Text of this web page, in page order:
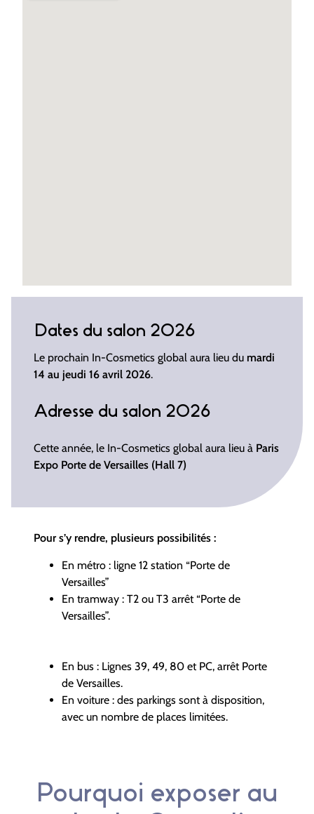
Dates du salon 2026
Le prochain In-Cosmetics global aura lieu du mardi
14 au jeudi 16 avril 2026.
Adresse du salon 2026
Cette année, le In-Cosmetics global aura lieu à Paris
Expo Porte de Versailles (Hall 7)
Pour s’y rendre, plusieurs possibilités :
En métro : ligne 12 station “Porte de
Versailles”
En tramway : T2 ou T3 arrêt “Porte de
Versailles”.
En bus : Lignes 39, 49, 80 et PC, arrêt Porte
de Versailles.
En voiture : des parkings sont à disposition,
avec un nombre de places limitées.
Pourquoi exposer au